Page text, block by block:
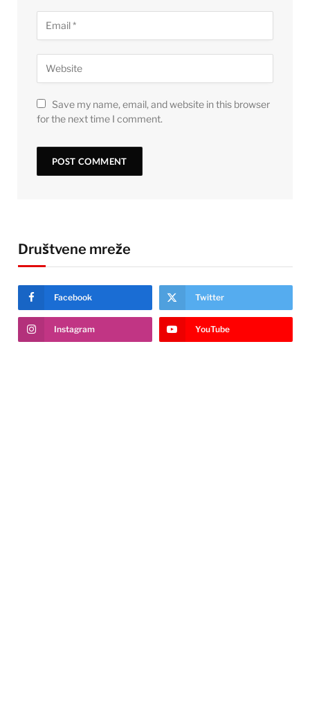
Save my name, email, and website in this browser
for the next time I comment.
Društvene mreže
Facebook Twitter
Instagram YouTube